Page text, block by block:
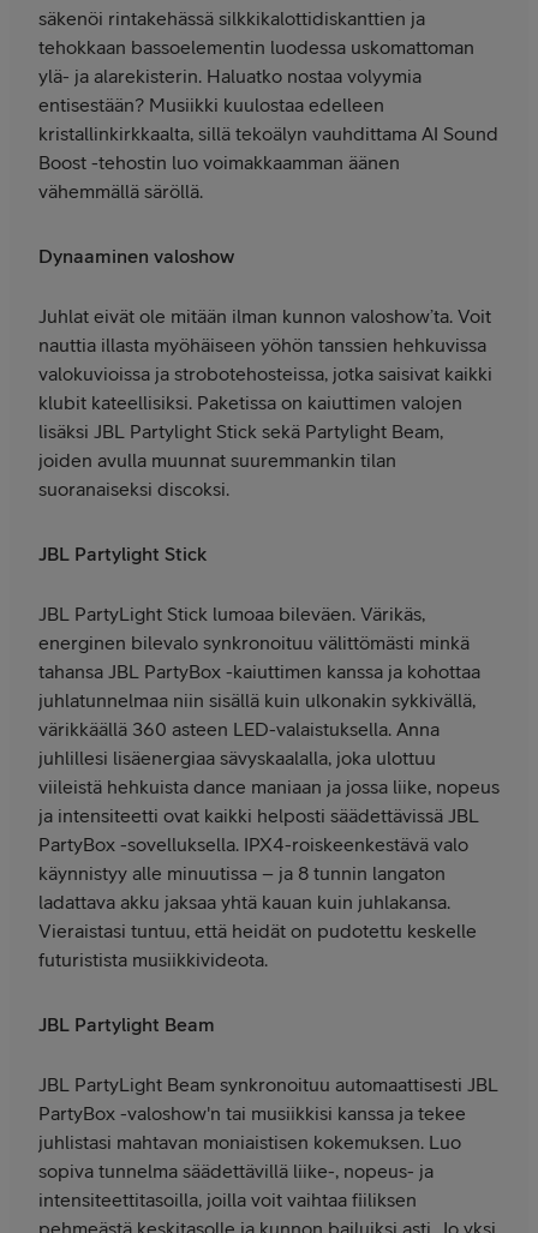
säkenöi rintakehässä silkkikalottidiskanttien ja
tehokkaan bassoelementin luodessa uskomattoman
ylä- ja alarekisterin. Haluatko nostaa volyymia
entisestään? Musiikki kuulostaa edelleen
kristallinkirkkaalta, sillä tekoälyn vauhdittama AI Sound
Boost -tehostin luo voimakkaamman äänen
vähemmällä säröllä.
Dynaaminen valoshow
Juhlat eivät ole mitään ilman kunnon valoshow’ta. Voit
nauttia illasta myöhäiseen yöhön tanssien hehkuvissa
valokuvioissa ja strobotehosteissa, jotka saisivat kaikki
klubit kateellisiksi. Paketissa on kaiuttimen valojen
lisäksi JBL Partylight Stick sekä Partylight Beam,
joiden avulla muunnat suuremmankin tilan
suoranaiseksi discoksi.
JBL Partylight Stick
JBL PartyLight Stick lumoaa bileväen. Värikäs,
energinen bilevalo synkronoituu välittömästi minkä
tahansa JBL PartyBox -kaiuttimen kanssa ja kohottaa
juhlatunnelmaa niin sisällä kuin ulkonakin sykkivällä,
värikkäällä 360 asteen LED-valaistuksella. Anna
juhlillesi lisäenergiaa sävyskaalalla, joka ulottuu
viileistä hehkuista dance maniaan ja jossa liike, nopeus
ja intensiteetti ovat kaikki helposti säädettävissä JBL
PartyBox -sovelluksella. IPX4-roiskeenkestävä valo
käynnistyy alle minuutissa – ja 8 tunnin langaton
ladattava akku jaksaa yhtä kauan kuin juhlakansa.
Vieraistasi tuntuu, että heidät on pudotettu keskelle
futuristista musiikkivideota.
JBL Partylight Beam
JBL PartyLight Beam synkronoituu automaattisesti JBL
PartyBox -valoshow'n tai musiikkisi kanssa ja tekee
juhlistasi mahtavan moniaistisen kokemuksen. Luo
sopiva tunnelma säädettävillä liike-, nopeus- ja
intensiteettitasoilla, joilla voit vaihtaa fiiliksen
pehmeästä keskitasolle ja kunnon bailuiksi asti. Jo yksi